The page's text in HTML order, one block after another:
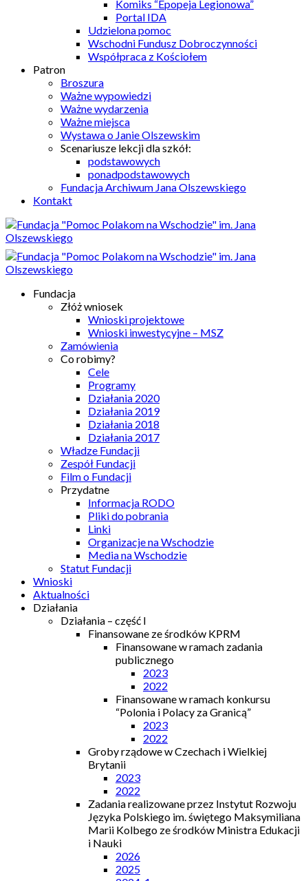
Komiks “Epopeja Legionowa”
Portal IDA
Udzielona pomoc
Wschodni Fundusz Dobroczynności
Współpraca z Kościołem
Patron
Broszura
Ważne wypowiedzi
Ważne wydarzenia
Ważne miejsca
Wystawa o Janie Olszewskim
Scenariusze lekcji dla szkół:
podstawowych
ponadpodstawowych
Fundacja Archiwum Jana Olszewskiego
Kontakt
Fundacja
Złóż wniosek
Wnioski projektowe
Wnioski inwestycyjne – MSZ
Zamówienia
Co robimy?
Cele
Programy
Działania 2020
Działania 2019
Działania 2018
Działania 2017
Władze Fundacji
Zespół Fundacji
Film o Fundacji
Przydatne
Informacja RODO
Pliki do pobrania
Linki
Organizacje na Wschodzie
Media na Wschodzie
Statut Fundacji
Wnioski
Aktualności
Działania
Działania – część I
Finansowane ze środków KPRM
Finansowane w ramach zadania
publicznego
2023
2022
Finansowane w ramach konkursu
“Polonia i Polacy za Granicą”
2023
2022
Groby rządowe w Czechach i Wielkiej
Brytanii
2023
2022
Zadania realizowane przez Instytut Rozwoju
Języka Polskiego im. świętego Maksymiliana
Marii Kolbego ze środków Ministra Edukacji
i Nauki
2026
2025